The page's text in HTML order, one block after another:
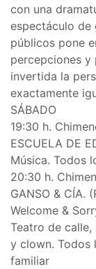
con una
espectáculo
públicos pone
percepciones y
invertida la
exactamente
SÁBADO
19:30 h.
ESCUELA DE
Música. Todos
20:30 h.
GANSO & CÍA.
Welcome &
Teatro de calle,
y clown. Todos
familiar